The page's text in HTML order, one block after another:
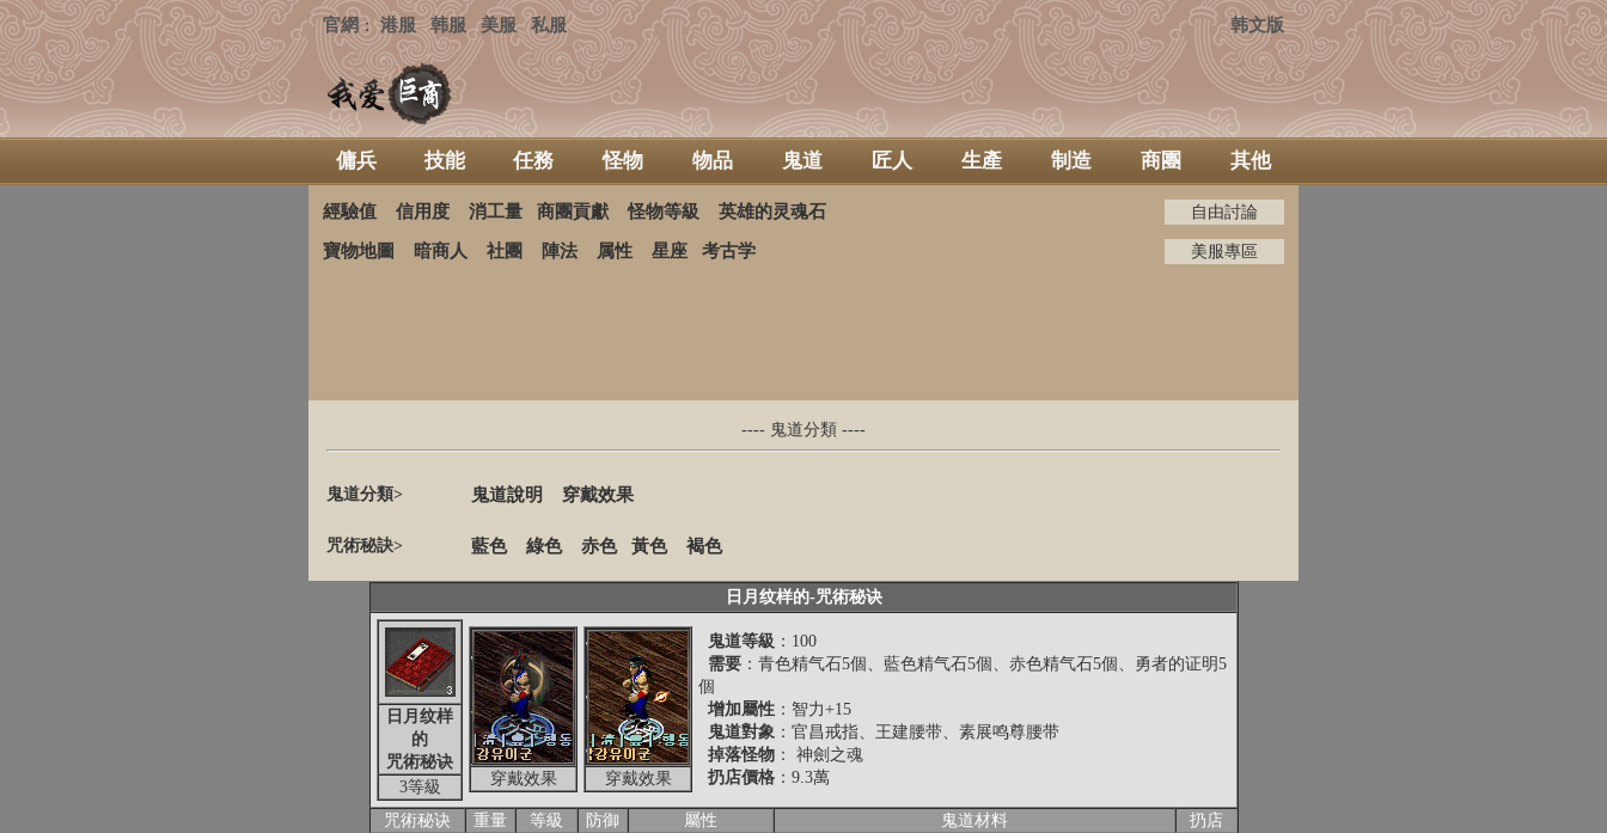
官網：港服 韩服 美服 私服 韩文版
傭兵 技能 任務 怪物 物品 鬼道 匠人 生產 制造 商團 其他
經驗值 信用度 消工量 商團貢獻 怪物等級 英雄的灵魂石 自由討論
寶物地圖 暗商人 社團 陣法 属性 星座 考古学 美服專區
---- 鬼道分類 ----
鬼道分類> 鬼道說明 穿戴效果
咒術秘訣> 藍色 綠色 赤色 黃色 褐色
日月纹样的-咒術秘诀
日月纹样
的
咒術秘诀
3等級
穿戴效果 穿戴效果
鬼道等級 ：100
需要 ：青色精气石5個、藍色精气石5個、赤色精气石5個、勇者的证明5
個
增加屬性 ：智力+15
鬼道對象 ：官昌戒指、王建腰带、素展鸣尊腰带
掉落怪物 ： 神劍之魂
扔店價格 ：9.3萬
咒術秘诀 重量 等級 防御 屬性 鬼道材料 扔店